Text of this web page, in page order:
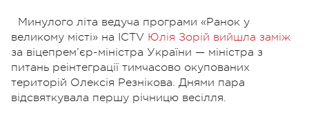
Минулого літа ведуча програми «Ранок у
великому місті» на ICTV Юлія Зорій вийшла заміж
за віцепрем’єр-міністра України — міністра з
питань реінтеграції тимчасово окупованих
територій Олексія Резнікова. Днями пара
відсвяткувала першу річницю весілля.